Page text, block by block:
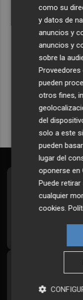
Recibe
Plaza
Todos los
Plaza
como su
y datos de
anuncios y
anuncios y
sobre la
pueden
otros fines,
del
solo a este
pueden
lugar del
oponerse en
Puede
cualquier
cookies .